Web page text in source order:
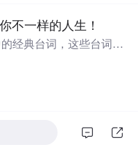
不一样的人生！
经典台词，这些台词不